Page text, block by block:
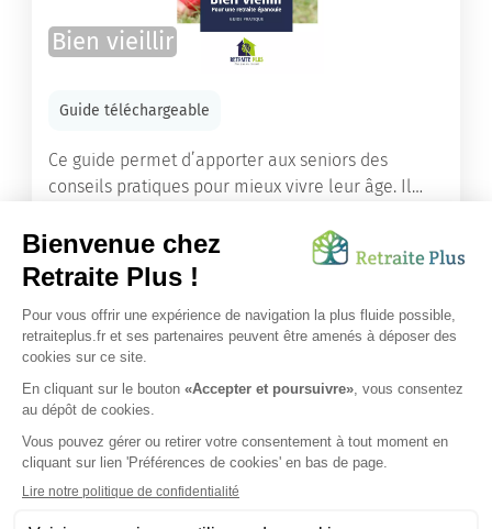
Bien vieillir
Guide téléchargeable
Ce guide permet d’apporter aux seniors des
conseils pratiques pour mieux vivre leur âge. Il
améliorer sa santé grâce à l’alimentation...
Lire l'article
Vous avez besoin d’une aide de nos équipes ?
Obtenir les tarifs & disponibilités